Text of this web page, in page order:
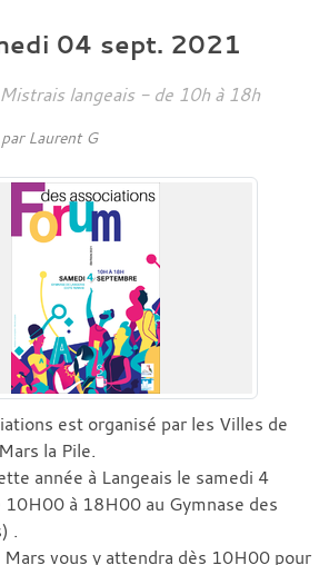
04 sept. 2021
langeais - de 10h à 18h
par Laurent G
est organisé par les Villes de
la Pile.
année à Langeais le samedi 4
à 18H00 au Gymnase des
.
vous y attendra dès 10H00 pour